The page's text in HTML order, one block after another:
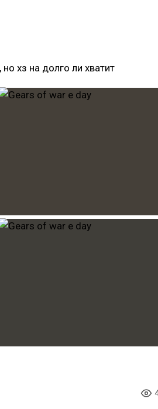
хз на долго ли хватит